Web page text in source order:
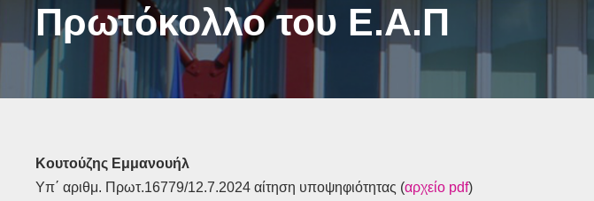
Πρωτόκολλο του Ε.Α.Π
Κουτούζης Εμμανουήλ
Υπ΄ αριθμ. Πρωτ.16779/12.7.2024 αίτηση υποψηφιότητας (αρχείο pdf)